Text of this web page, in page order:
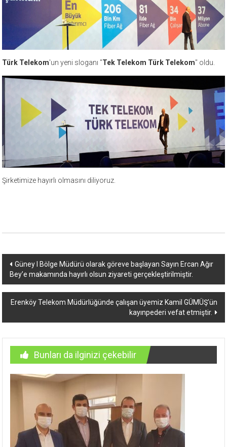
Türk Telekom'un yeni sloganı "Tek Telekom Türk Telekom" oldu.
Şirketimize hayırlı olmasını diliyoruz.
Yazı
dolaşımı
Güney I Bölge Müdürü olarak göreve başlayan Sayın Ercan Ağır
Bey’e makamında hayırlı olsun ziyareti gerçekleştirilmiştir.
Erenköy Telekom Müdürlüğünde çalışan üyemiz Kamil GÜMÜŞ’ün
kayınpederi vefat etmiştir.
Bunları da ilginizi çekebilir